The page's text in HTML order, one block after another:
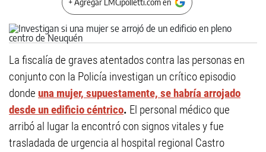
+ Agregar LMCipolletti.com en
La fiscalía de graves atentados contra las personas en
conjunto con la Policía investigan un crítico episodio
donde una mujer, supuestamente, se habría arrojado
desde un edificio céntrico. El personal médico que
arribó al lugar la encontró con signos vitales y fue
trasladada de urgencia al hospital regional Castro